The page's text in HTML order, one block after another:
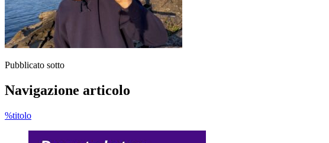
Pubblicato sotto
Navigazione articolo
%titolo